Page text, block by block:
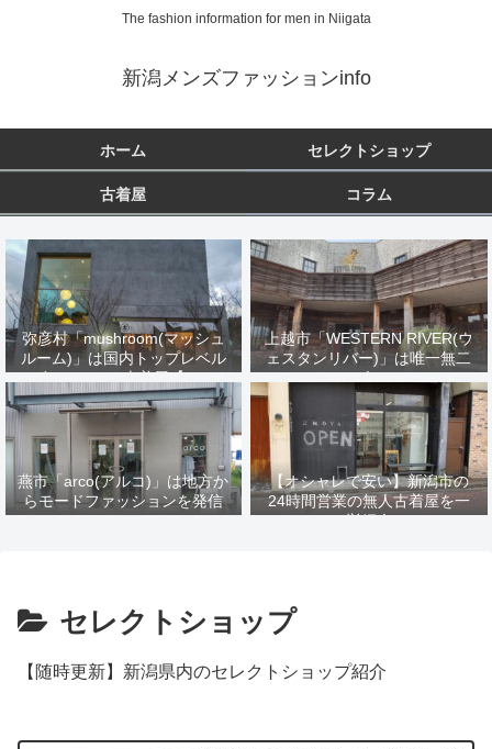
The fashion information for men in Niigata
新潟メンズファッションinfo
ホーム セレクトショップ
古着屋 コラム
弥彦村「mushroom(マッシュ
ルーム)」は国内トップレベル
のヴィンテージ古着屋【オーナ
ーが米国で厳選買い付け】
上越市「WESTERN RIVER(ウ
ェスタンリバー)」は唯一無二
のバイカーズファッション
燕市「arco(アルコ)」は地方か
らモードファッションを発信
【オシャレで安い】新潟市の
24時間営業の無人古着屋を一
挙紹介
セレクトショップ
【随時更新】新潟県内のセレクトショップ紹介